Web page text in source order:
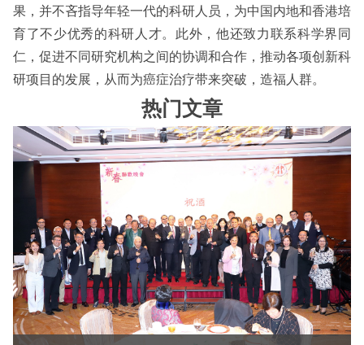
果，并不吝指导年轻一代的科研人员，为中国内地和香港培
育了不少优秀的科研人才。此外，他还致力联系科学界同
仁，促进不同研究机构之间的协调和合作，推动各项创新科
研项目的发展，从而为癌症治疗带来突破，造福人群。
热门文章